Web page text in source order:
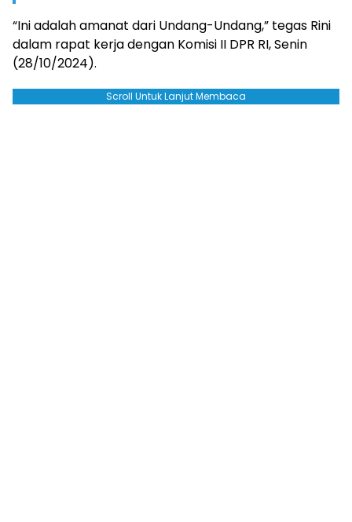
“Ini adalah amanat dari Undang-Undang,” tegas Rini
dalam rapat kerja dengan Komisi II DPR RI, Senin
(28/10/2024).
Scroll Untuk Lanjut Membaca